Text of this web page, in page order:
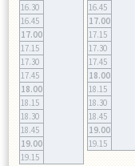
16.30
16.45
17.00
17.15
17.30
17.45
18.00
18.15
18.30
18.45
19.00
19.15
16.45
17.00
17.15
17.30
17.45
18.00
18.15
18.30
18.45
19.00
19.15